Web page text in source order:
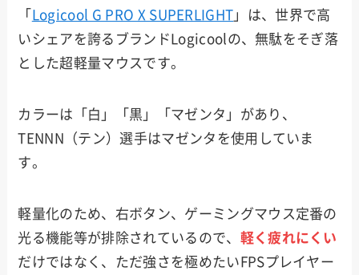
「 Logicool G PRO X SUPERLIGHT 」は、世界で高
いシェアを誇るブランドLogicoolの、無駄をそぎ落
とした超軽量マウスです。
カラーは「白」「黒」「マゼンタ」があり、
TENNN（テン）選手はマゼンタを使用していま
す。
軽量化のため、右ボタン、ゲーミングマウス定番の
光る機能等が排除されているので、 軽く疲れにくい
だけではなく、ただ強さを極めたいFPSプレイヤー